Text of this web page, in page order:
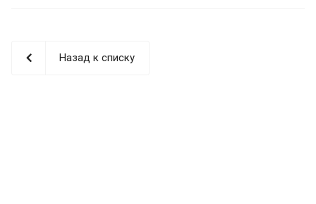
Назад к списку